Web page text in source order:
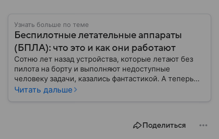
Узнать больше по теме
Беспилотные летательные аппараты
(БПЛА): что это и как они работают
Сотню лет назад устройства, которые летают без
пилота на борту и выполняют недоступные
человеку задачи, казались фантастикой. А теперь
они стали реальностью: собрали главное о
Читать дальше
Поделиться